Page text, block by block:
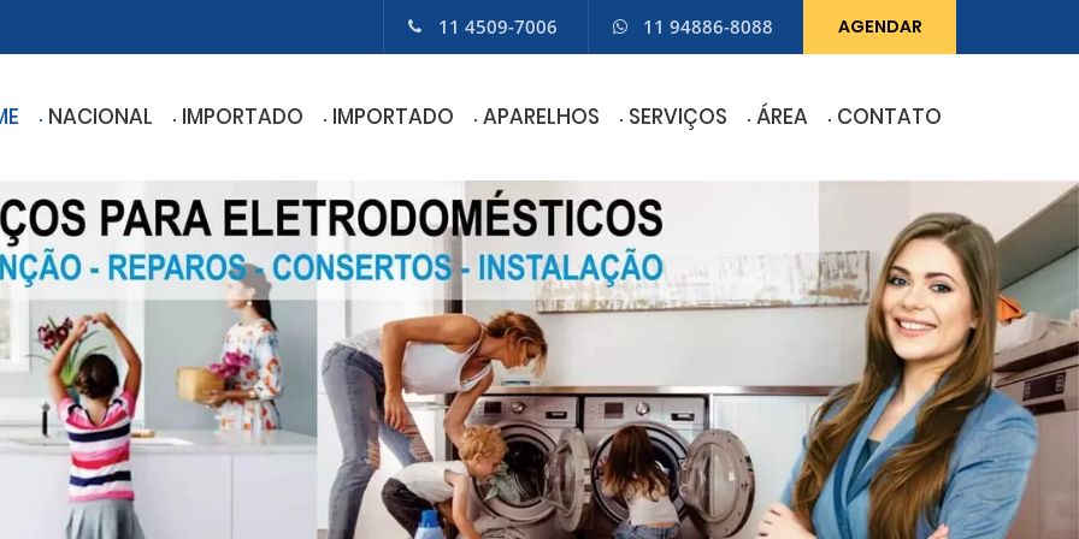
11 4509-7006 11 94886-8088 AGENDAR
NACIONAL IMPORTADO IMPORTADO APARELHOS SERVIÇOS ÁREA CONTATO